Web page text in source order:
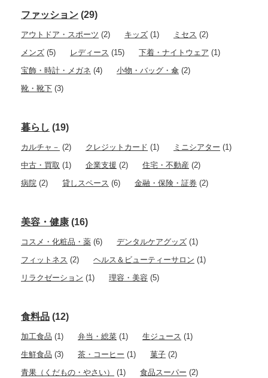
ファッション (29)
アウトドア・スポーツ (2) キッズ (1) ミセス (2)
メンズ (5) レディース (15) 下着・ナイトウェア (1)
宝飾・時計・メガネ (4) 小物・バッグ・傘 (2)
靴・靴下 (3)
暮らし (19)
カルチャ－ (2) クレジットカード (1) ミニシアター (1)
中古・買取 (1) 企業支援 (2) 住宅・不動産 (2)
病院 (2) 貸しスペース (6) 金融・保険・証券 (2)
美容・健康 (16)
コスメ・化粧品・薬 (6) デンタルケアグッズ (1)
フィットネス (2) ヘルス＆ビューティーサロン (1)
リラクゼーション (1) 理容・美容 (5)
食料品 (12)
加工食品 (1) 弁当・総菜 (1) 生ジュース (1)
生鮮食品 (3) 茶・コーヒー (1) 菓子 (2)
青果（くだもの・やさい）
(1) 食品スーパー (2)